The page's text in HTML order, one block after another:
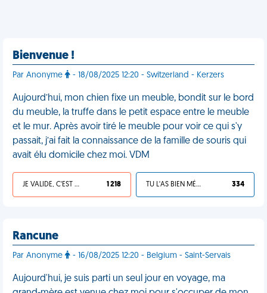
Bienvenue !
Par Anonyme - 18/08/2025 12:20 - Switzerland - Kerzers
Aujourd’hui, mon chien fixe un meuble, bondit sur le bord
du meuble, la truffe dans le petit espace entre le meuble
et le mur. Après avoir tiré le meuble pour voir ce qui s'y
passait, j’ai fait la connaissance de la famille de souris qui
avait élu domicile chez moi. VDM
JE VALIDE, C'EST UNE VDM 1 218 TU L'AS BIEN MÉRITÉ 334
Rancune
Par Anonyme - 16/08/2025 12:20 - Belgium - Saint-Servais
Aujourd'hui, je suis parti un seul jour en voyage, ma